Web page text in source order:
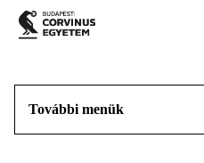
További menük